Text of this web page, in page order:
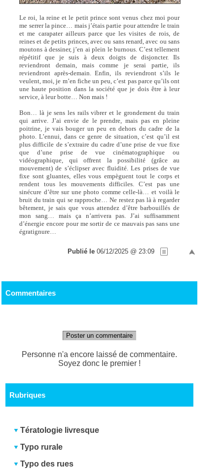
Le roi, la reine et le petit prince sont venus chez moi pour
me serrer la pince… mais j’étais partie pour attendre le train
et me carapater ailleurs parce que les visites de rois, de
reines et de petits princes, avec ou sans renard, avec ou sans
moutons à dessiner, j’en ai plein le burnous. C’est tellement
répétitif que je suis à deux doigts de disjoncter. Ils
reviendront demain, mais comme je serai partie, ils
reviendront après-demain. Enfin, ils reviendront s’ils le
veulent, moi, je m’en fiche un peu, c’est pas parce qu’ils ont
une haute position dans la société que je dois être à leur
service, à leur botte… Non mais !
Bon… là je sens les rails vibrer et le grondement du train
qui arrive. J’ai envie de le prendre, mais pas en pleine
poitrine, je vais bouger un peu en dehors du cadre de la
photo. L’ennui, dans ce genre de situation, c’est qu’il est
plus difficile de s’extraire du cadre d’une prise de vue fixe
que d’une prise de vue cinématographique ou
vidéographique, qui offrent la possibilité (grâce au
mouvement) de s’éclipser avec fluidité. Les prises de vue
fixe sont gluantes, elles vous empèguent tout le corps et
rendent tous les mouvements difficiles. C’est pas une
sinécure d’être sur une photo comme celle-là… et voilà le
bruit du train qui se rapproche… Ne restez pas là à regarder
bêtement, je sais que vous attendez d’être barbouillés de
mon sang… mais ça n’arrivera pas. J’ai suffisamment
d’énergie encore pour me sortir de ce mauvais pas sans une
égratignure…
Publié le 06/12/2025 @ 23:09
Commentaires
Poster un commentaire
Personne n'a encore laissé de commentaire.
Soyez donc le premier !
Rubriques
Tératologie livresque
Typo rurale
Typo des rues